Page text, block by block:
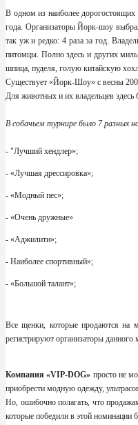
В одном из наиболее
года. Организаторы Йорк-шоу
так уж и редко: 4 раза за год.
питомцы. Полно здесь и других
шпица, пуделя, голую китайскую
Существует «Йорк-Шоу» с весны
Для животных и их владельцев
В собачьем турнире было 7 разных
- "Лучший хендлер»;
- «Лучшая дрессировка»;
- «Модный пес»;
- «Очень дружные»
- «Аджилити»;
- Наиболее спортивный»;
- «Большой талант»;
Все щенки, которые продаются на
регистрируют организаторы данного
Компания «VIP-DOG» просто не
приобрести модную одежду,
Но, ошибочно полагать, что
которые победили в этой